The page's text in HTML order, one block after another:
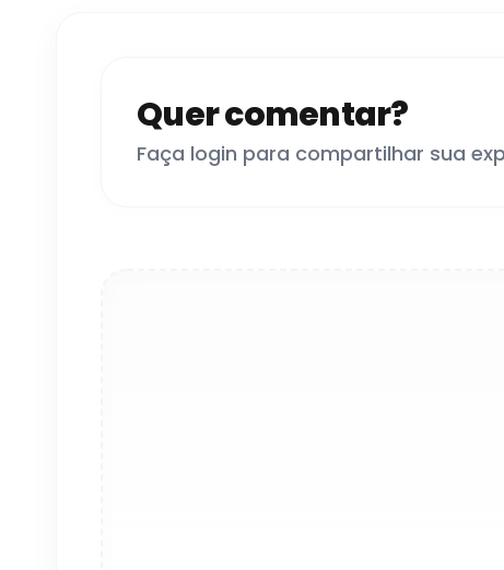
Quer comentar?
Faça login para compartilhar sua